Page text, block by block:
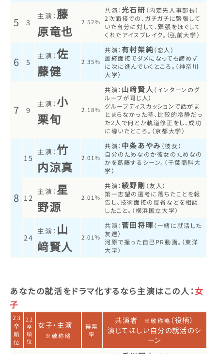
5 3
主演： 藤
原竜也
2.52％
共演： 光石研 （内定先人事部長）
2次面接での、ガチガチに緊張して
いた自分に対して、緊張をほぐして
くれたアイスブレイク。（弘前大学）
6 5
主演： 佐
藤健
2.35％
共演： 有村架純（恋人）
最終面接でダメになっても諦めず
に次に進んでいくところ。（神奈川
大学）
7 9
主演： 小
栗旬
2.18％
共演： 山﨑賢人 （インターンのグ
ループが同じ人）
グループディスカッションで話がま
とまらなかった時、比較的冷静だっ
た2人で何とか軌道修正をし、成功
に導いたところ。（京都大学）
8
15
主演： 竹
内涼真
2.01％
共演： 中条あやみ （彼女）
自分のためなのか彼女のためなの
かを葛藤するシーン。（千葉商科大
学）
12
主演： 星
野源
2.01％
共演： 綾野剛 （友人）
第一志望の選考に落ちたことを報
告し、技術面接の反省などを相談
したこと。（横浜国立大学）
24
主演： 山
﨑賢人
2.01％
共演： 菅田将暉（一緒に就活した
友達）
河原で撮った自己PR動画。（東洋
大学）
あなたの就活をドラマ化するなら主演はこの人：女
子
23
卒
順
位
22
卒
順
位
女子・主演
※敬称略
得票
率
共演者 ※敬称略 （役柄）
演じてほしい自分の就活のシ
ーン